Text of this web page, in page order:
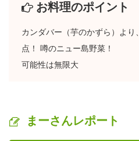
お料理のポイント
カンダバー（芋のかずら）よ
点！ 噂のニュー島野菜！
可能性は無限大
まーさんレポート